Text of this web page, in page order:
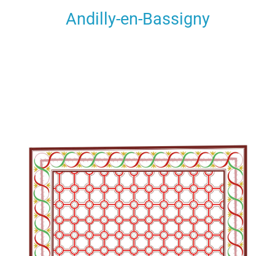
Andilly-en-Bassigny